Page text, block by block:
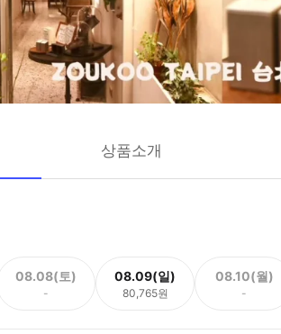
상품소개
08.08(토)
-
08.09(일)
80,765원
08.10(월)
-